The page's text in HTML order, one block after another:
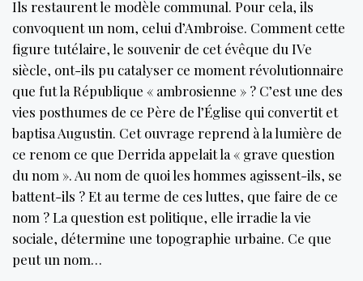
Ils restaurent le modèle communal. Pour cela, ils
convoquent un nom, celui d’Ambroise. Comment cette
figure tutélaire, le souvenir de cet évêque du IVe
siècle, ont-ils pu catalyser ce moment révolutionnaire
que fut la République « ambrosienne » ? C’est une des
vies posthumes de ce Père de l’Église qui convertit et
baptisa Augustin. Cet ouvrage reprend à la lumière de
ce renom ce que Derrida appelait la « grave question
du nom ». Au nom de quoi les hommes agissent-ils, se
battent-ils ? Et au terme de ces luttes, que faire de ce
nom ? La question est politique, elle irradie la vie
sociale, détermine une topographie urbaine. Ce que
peut un nom…